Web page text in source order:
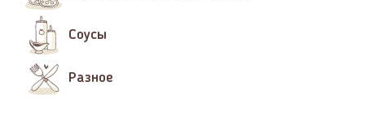
Соусы
Разное